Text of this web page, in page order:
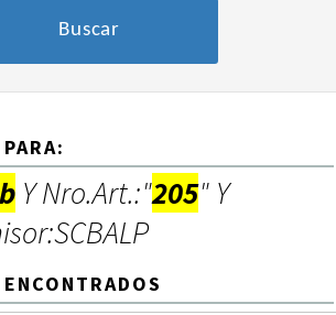
Y Nro.Art.:"205" Y